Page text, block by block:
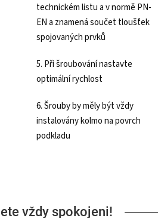
technickém listu a v normě PN-
EN a znamená součet tloušťek
spojovaných prvků
5. Při šroubování nastavte
optimální rychlost
6. Šrouby by měly být vždy
instalovány kolmo na povrch
podkladu
vždy spokojeni!